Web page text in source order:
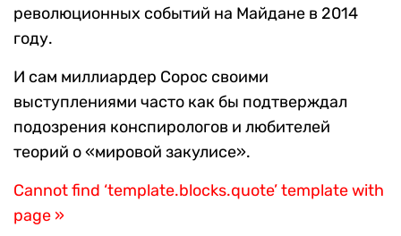
революционных событий на Майдане в 2014
году.
И сам миллиардер Сорос своими
выступлениями часто как бы подтверждал
подозрения конспирологов и любителей
теорий о «мировой закулисе».
Cannot find ‘template.blocks.quote’ template with
page »